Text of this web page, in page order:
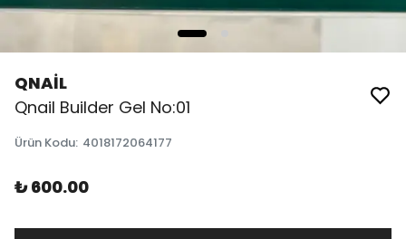
QNAİL
Qnail Builder Gel No:01
Ürün Kodu: 4018172064177
₺ 600.00